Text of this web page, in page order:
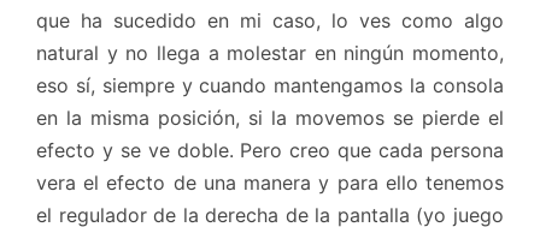
que ha sucedido en mi caso, lo ves como algo
natural y no llega a molestar en ningún momento,
eso sí, siempre y cuando mantengamos la consola
en la misma posición, si la movemos se pierde el
efecto y se ve doble. Pero creo que cada persona
vera el efecto de una manera y para ello tenemos
el regulador de la derecha de la pantalla (yo juego